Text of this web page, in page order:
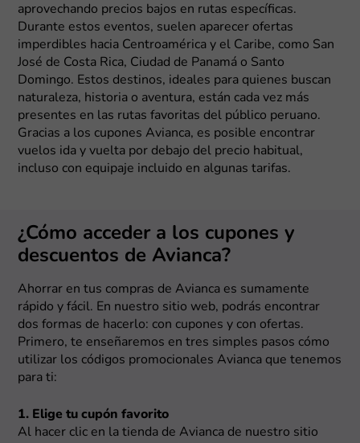
aprovechando precios bajos en rutas específicas.
Durante estos eventos, suelen aparecer ofertas
imperdibles hacia Centroamérica y el Caribe, como San
José de Costa Rica, Ciudad de Panamá o Santo
Domingo. Estos destinos, ideales para quienes buscan
naturaleza, historia o aventura, están cada vez más
presentes en las rutas favoritas del público peruano.
Gracias a los cupones Avianca, es posible encontrar
vuelos ida y vuelta por debajo del precio habitual,
incluso con equipaje incluido en algunas tarifas.
¿Cómo acceder a los cupones y
descuentos de Avianca?
Ahorrar en tus compras de Avianca es sumamente
rápido y fácil. En nuestro sitio web, podrás encontrar
dos formas de hacerlo: con cupones y con ofertas.
Primero, te enseñaremos en tres simples pasos cómo
utilizar los códigos promocionales Avianca que tenemos
para ti:
1. Elige tu cupón favorito
Al hacer clic en la tienda de Avianca de nuestro sitio